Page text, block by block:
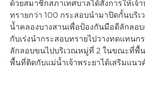
ด้วยสมาชิกสภาเทศบาลได้สั่งการให้เจ้
ทรายกว่า 100 กระสอบนำมาปิดกั้นบริเ
น้ำคลองบางสานเพื่อป้องกันมือดีลักลอ
กับเร่งนำกระสอบทรายไปวางทดแทนก
ลักลอบขนไปบริเวณหมู่ที่ 2 ในขณะที่พื้
พื้นที่ติดกับแม่น้ำเจ้าพระยาได้เสริมแน